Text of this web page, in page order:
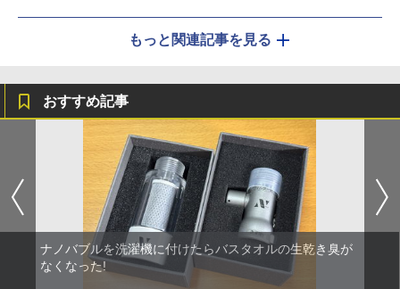
もっと関連記事を見る
おすすめ記事
ナノバブルを洗濯機に付けたらバスタオルの生乾き臭が
なくなった!